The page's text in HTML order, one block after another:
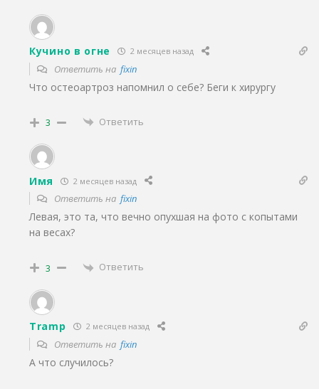
Кучино в огне 2 месяцев назад
Ответить на fixin
Что остеоартроз напомнил о себе? Беги к хирургу
3 Ответить
Имя 2 месяцев назад
Ответить на fixin
Левая, это та, что вечно опухшая на фото с копытами
на весах?
3 Ответить
Tramp 2 месяцев назад
Ответить на fixin
А что случилось?